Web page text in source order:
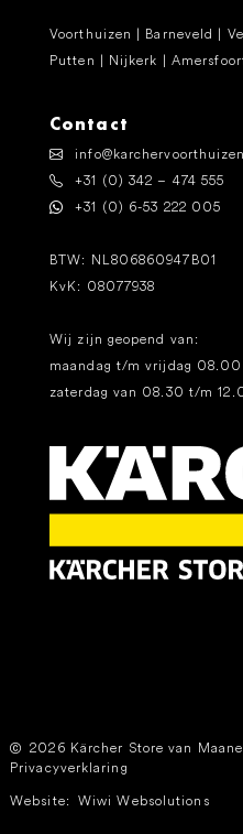
Voorthuizen | Barneveld |
Putten | Nijkerk |
Contact
+31 (0) 342 – 474 555
+31 (0) 6-53 222 005
BTW: NL806860947B01
KvK: 08077938
Wij zijn geopend van:
maandag t/m vrijdag
zaterdag van 08.30 t/m
2026 Kärcher Store van
Privacyverklaring
Website: Wiwi Websolutions